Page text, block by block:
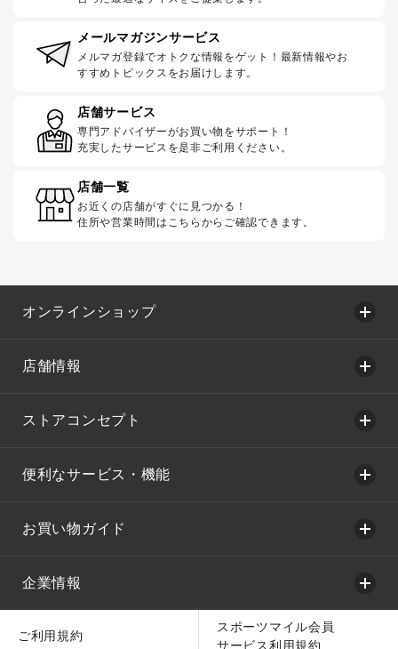
メールマガジンサービス
メルマガ登録でオトクな情報をゲット！最新情報やお
すすめトピックスをお届けします。
店舗サービス
専門アドバイザーがお買い物をサポート！
充実したサービスを是非ご利用ください。
店舗一覧
お近くの店舗がすぐに見つかる！
住所や営業時間はこちらからご確認できます。
オンラインショップ
店舗情報
ストアコンセプト
便利なサービス・機能
お買い物ガイド
企業情報
ご利用規約
スポーツマイル会員
サービス利用規約